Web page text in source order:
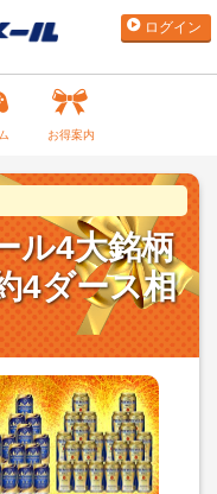
ログイン
お得案内
ル4大銘柄
4ダース相